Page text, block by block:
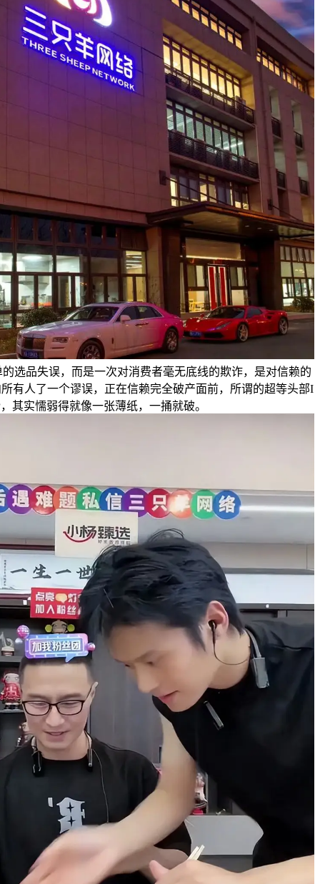
选品失误，而是一次对消费者毫无底线的欺诈，是对信赖的
有人了一个谬误，正在信赖完全破产面前，所谓的超等头部I
其实懦弱得就像一张薄纸，一捅就破。